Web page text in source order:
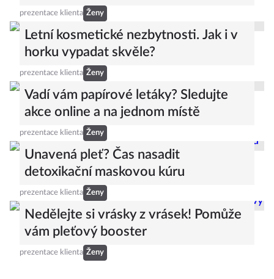
prezentace klienta Ženy
Letní kosmetické nezbytnosti. Jak i v
horku vypadat skvěle?
prezentace klienta Ženy
Vadí vám papírové letáky? Sledujte
akce online a na jednom místě
prezentace klienta Ženy
Unavená pleť? Čas nasadit
detoxikační maskovou kúru
prezentace klienta Ženy
Nedělejte si vrásky z vrásek! Pomůže
vám pleťový booster
prezentace klienta Ženy